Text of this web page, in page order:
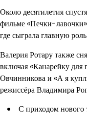
Около десятилетия
фильме «Печки-
где сыграла главную
Валерия Ротару также
включая «Канарейку для
Овчинникова и «А я
режиссёра Владимира
С приходом нового